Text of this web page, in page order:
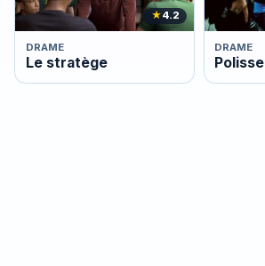
★4.2
DRAME
Le stratège
DRAME
Polisse